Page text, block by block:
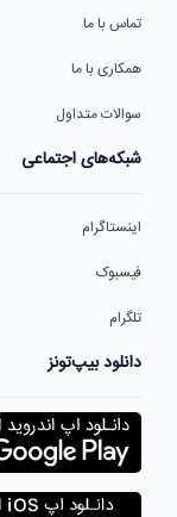
تماس با ما
همکاری با ما
سوالات متداول
شبکه‌های اجتماعی
اینستاگرام
فیسبوک
تلگرام
دانلود بیپ‌تونز